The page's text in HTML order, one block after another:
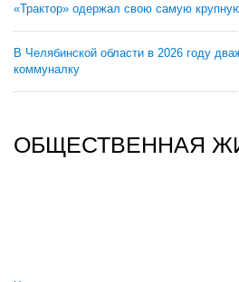
«Трактор» одержал свою самую
В Челябинской области в 2026 году
коммуналку
ОБЩЕСТВЕННАЯ